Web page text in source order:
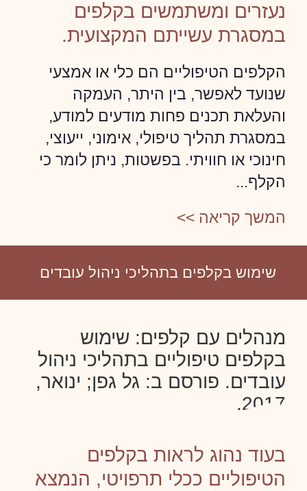
נעזרים ומשתמשים בקלפים
במסגרת עשייתם המקצועית.
הקלפים הטיפוליים הם כלי או אמצעי
שנועד לאפשר, בין היתר, העמקה
והעלאת תכנים פחות מודעים למודע,
במסגרת תהליך טיפולי, אימוני, ייעוצי,
חינוכי או חוויתי. בפשטות, ניתן לומר כי
הקלף...
המשך קריאה >>
שימוש בקלפים בתהליכי ניהול עובדים
מנהלים עם קלפים: שימוש
בקלפים טיפוליים בתהליכי ניהול
עובדים. פורסם ב: גל גפן; ינואר,
2017.
בעוד נהוג לראות בקלפים
הטיפוליים ככלי תרפויטי, הנמצא